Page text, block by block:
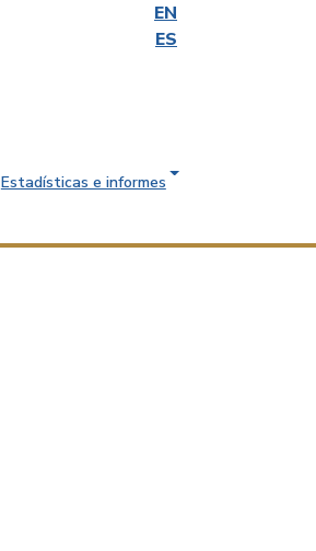
EN
ES
Estadísticas e informes